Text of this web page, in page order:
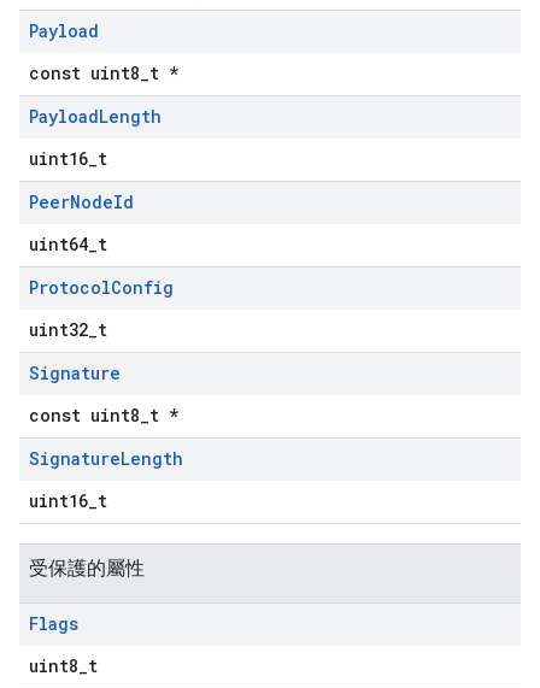
Payload
const uint8_t *
PayloadLength
uint16_t
PeerNodeId
uint64_t
ProtocolConfig
uint32_t
Signature
const uint8_t *
SignatureLength
uint16_t
受保護的屬性
Flags
uint8_t